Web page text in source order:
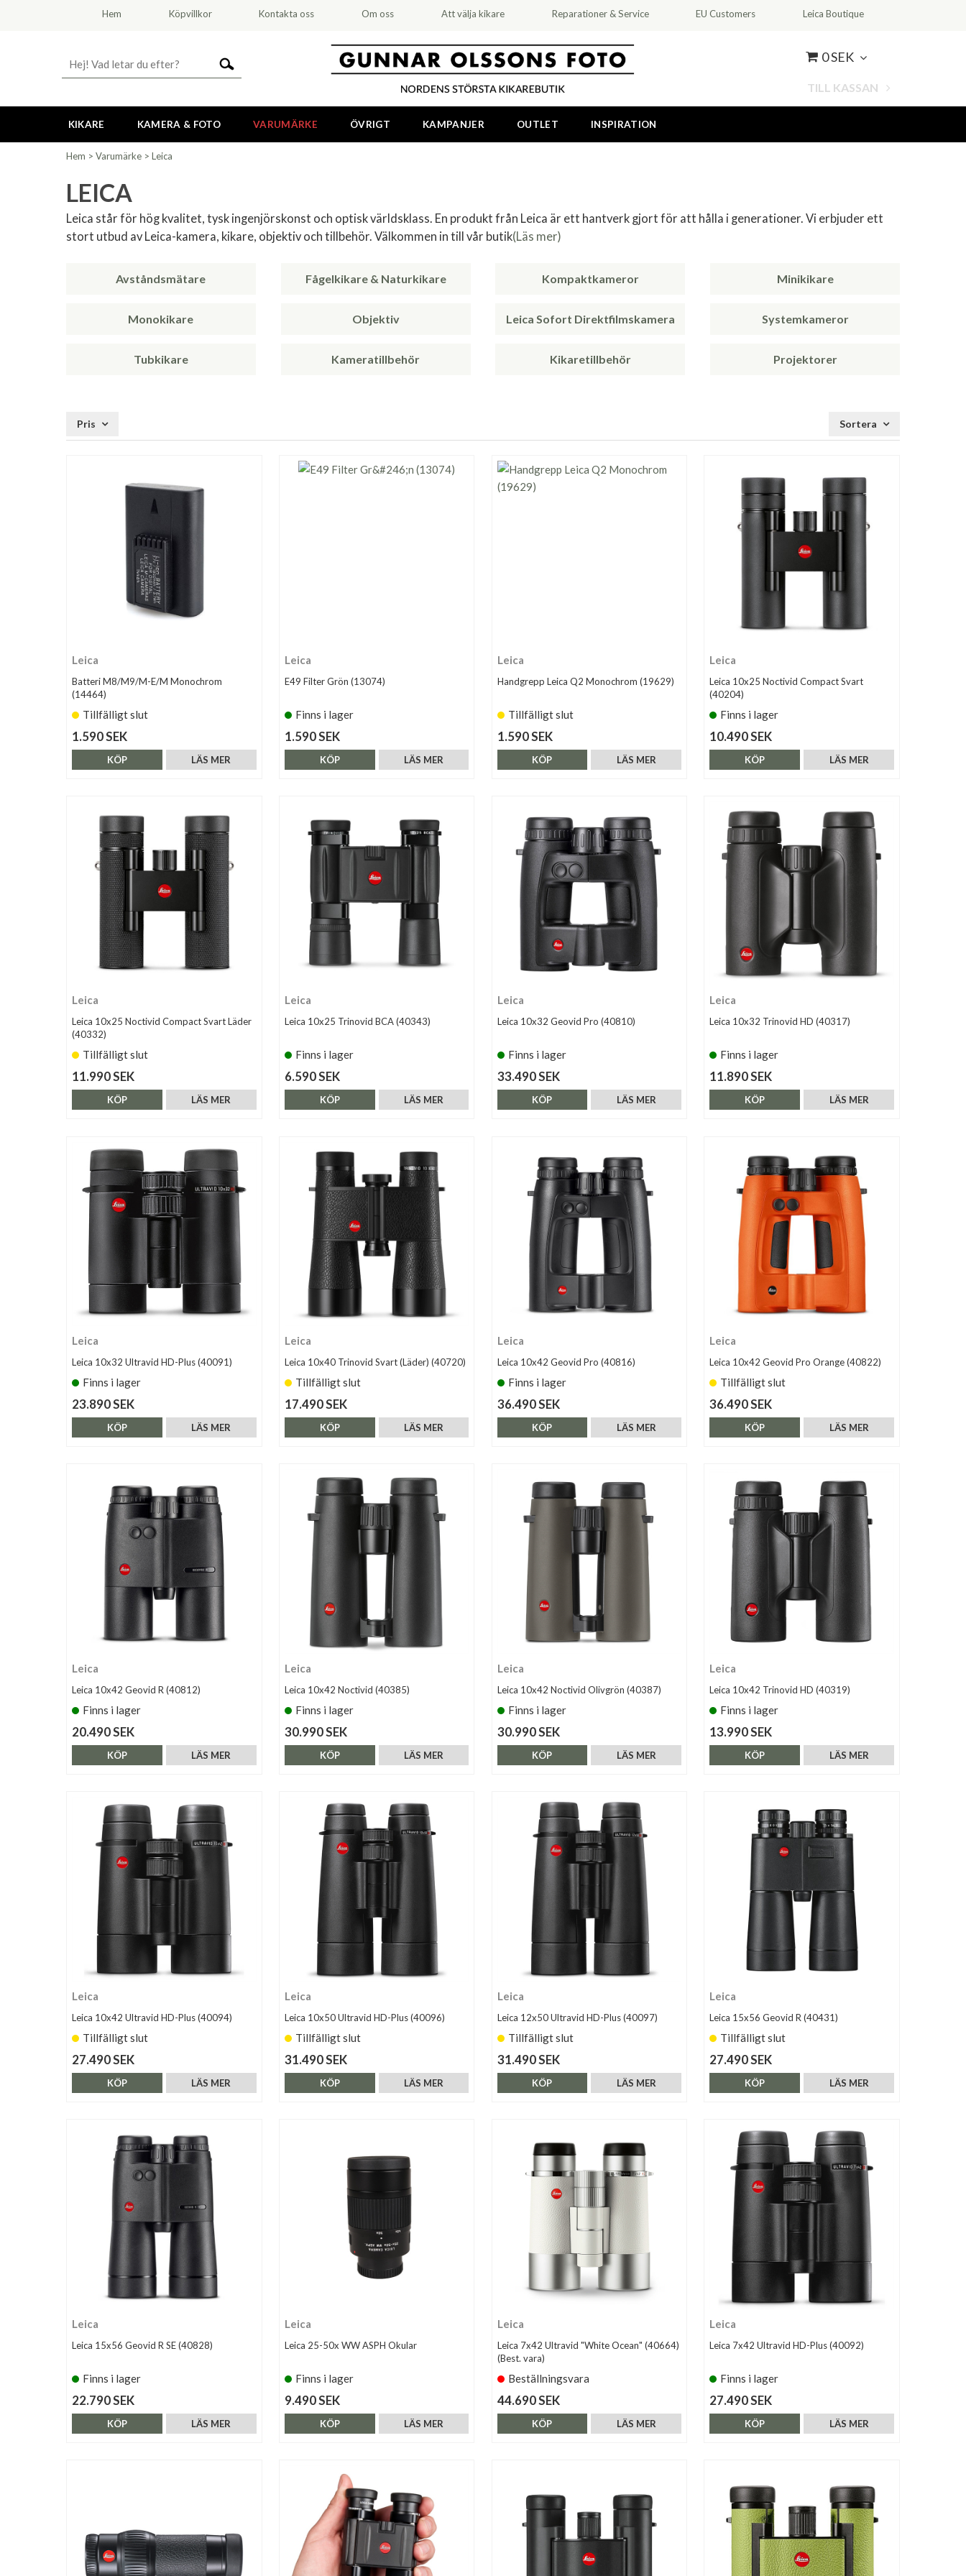
Hem Köpvillkor Kontakta oss Om oss Att välja kikare Reparationer & Service EU Customers Leica Boutique
0 SEK
TILL KASSAN
KIKARE KAMERA & FOTO VARUMÄRKE ÖVRIGT KAMPANJER OUTLET INSPIRATION
Hem > Varumärke > Leica
LEICA
Leica står för hög kvalitet, tysk ingenjörskonst och optisk världsklass. En produkt från Leica är ett hantverk gjort för att hålla i generationer. Vi erbjuder ett
stort utbud av Leica-kamera, kikare, objektiv och tillbehör. Välkommen in till vår butik(Läs mer)
Avståndsmätare Fågelkikare & Naturkikare Kompaktkameror Minikikare
Monokikare Objektiv Leica Sofort Direktfilmskamera Systemkameror
Tubkikare Kameratillbehör Kikaretillbehör Projektorer
Sortera
Pris
Leica
Batteri M8/M9/M-E/M Monochrom
(14464)
Tillfälligt slut
1.590 SEK
LÄS MER
KÖP
Leica
E49 Filter Grön (13074)
Finns i lager
1.590 SEK
LÄS MER
KÖP
Leica
Handgrepp Leica Q2 Monochrom (19629)
Tillfälligt slut
1.590 SEK
LÄS MER
KÖP
Leica
Leica 10x25 Noctivid Compact Svart
(40204)
Finns i lager
10.490 SEK
LÄS MER
KÖP
Leica
Leica 10x25 Noctivid Compact Svart Läder
(40332)
Tillfälligt slut
11.990 SEK
LÄS MER
KÖP
Leica
Leica 10x25 Trinovid BCA (40343)
Finns i lager
6.590 SEK
LÄS MER
KÖP
Leica
Leica 10x32 Geovid Pro (40810)
Finns i lager
33.490 SEK
LÄS MER
KÖP
Leica
Leica 10x32 Trinovid HD (40317)
Finns i lager
11.890 SEK
LÄS MER
KÖP
Leica
Leica 10x32 Ultravid HD-Plus (40091)
Finns i lager
23.890 SEK
LÄS MER
KÖP
Leica
Leica 10x40 Trinovid Svart (Läder) (40720)
Tillfälligt slut
17.490 SEK
LÄS MER
KÖP
Leica
Leica 10x42 Geovid Pro (40816)
Finns i lager
36.490 SEK
LÄS MER
KÖP
Leica
Leica 10x42 Geovid Pro Orange (40822)
Tillfälligt slut
36.490 SEK
LÄS MER
KÖP
Leica
Leica 10x42 Geovid R (40812)
Finns i lager
20.490 SEK
LÄS MER
KÖP
Leica
Leica 10x42 Noctivid (40385)
Finns i lager
30.990 SEK
LÄS MER
KÖP
Leica
Leica 10x42 Noctivid Olivgrön (40387)
Finns i lager
30.990 SEK
LÄS MER
KÖP
Leica
Leica 10x42 Trinovid HD (40319)
Finns i lager
13.990 SEK
LÄS MER
KÖP
Leica
Leica 10x42 Ultravid HD-Plus (40094)
Tillfälligt slut
27.490 SEK
LÄS MER
KÖP
Leica
Leica 10x50 Ultravid HD-Plus (40096)
Tillfälligt slut
31.490 SEK
LÄS MER
KÖP
Leica
Leica 12x50 Ultravid HD-Plus (40097)
Tillfälligt slut
31.490 SEK
LÄS MER
KÖP
Leica
Leica 15x56 Geovid R (40431)
Tillfälligt slut
27.490 SEK
LÄS MER
KÖP
Leica
Leica 15x56 Geovid R SE (40828)
Finns i lager
22.790 SEK
LÄS MER
KÖP
Leica
Leica 25-50x WW ASPH Okular
Finns i lager
9.490 SEK
LÄS MER
KÖP
Leica
Leica 7x42 Ultravid "White Ocean" (40664)
(Best. vara)
Beställningsvara
44.690 SEK
LÄS MER
KÖP
Leica
Leica 7x42 Ultravid HD-Plus (40092)
Finns i lager
27.490 SEK
LÄS MER
KÖP